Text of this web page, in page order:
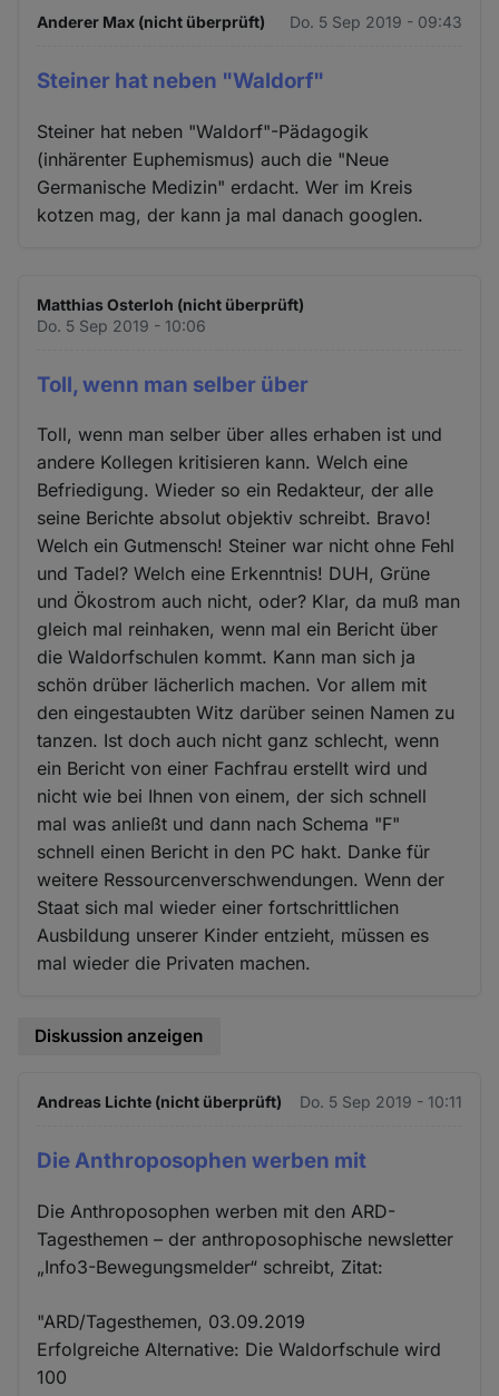
Anderer Max (nicht überprüft) Do. 5 Sep 2019 - 09:43
Steiner hat neben "Waldorf"
Steiner hat neben "Waldorf"-Pädagogik
(inhärenter Euphemismus) auch die "Neue
Germanische Medizin" erdacht. Wer im Kreis
kotzen mag, der kann ja mal danach googlen.
Matthias Osterloh (nicht überprüft)
Do. 5 Sep 2019 - 10:06
Toll, wenn man selber über
Toll, wenn man selber über alles erhaben ist und
andere Kollegen kritisieren kann. Welch eine
Befriedigung. Wieder so ein Redakteur, der alle
seine Berichte absolut objektiv schreibt. Bravo!
Welch ein Gutmensch! Steiner war nicht ohne Fehl
und Tadel? Welch eine Erkenntnis! DUH, Grüne
und Ökostrom auch nicht, oder? Klar, da muß man
gleich mal reinhaken, wenn mal ein Bericht über
die Waldorfschulen kommt. Kann man sich ja
schön drüber lächerlich machen. Vor allem mit
den eingestaubten Witz darüber seinen Namen zu
tanzen. Ist doch auch nicht ganz schlecht, wenn
ein Bericht von einer Fachfrau erstellt wird und
nicht wie bei Ihnen von einem, der sich schnell
mal was anließt und dann nach Schema "F"
schnell einen Bericht in den PC hakt. Danke für
weitere Ressourcenverschwendungen. Wenn der
Staat sich mal wieder einer fortschrittlichen
Ausbildung unserer Kinder entzieht, müssen es
mal wieder die Privaten machen.
Diskussion anzeigen
Andreas Lichte (nicht überprüft) Do. 5 Sep 2019 - 10:11
Die Anthroposophen werben mit
Die Anthroposophen werben mit den ARD-
Tagesthemen – der anthroposophische newsletter
„Info3-Bewegungsmelder“ schreibt, Zitat:
"ARD/Tagesthemen, 03.09.2019
Erfolgreiche Alternative: Die Waldorfschule wird
100